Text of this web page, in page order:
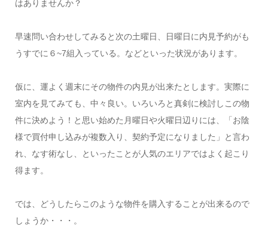
はありませんか？
早速問い合わせしてみると次の土曜日、日曜日に内見予約がも
うすでに６~7組入っている。などといった状況があります。
仮に、運よく週末にその物件の内見が出来たとします。実際に
室内を見てみても、中々良い。いろいろと真剣に検討しこの物
件に決めよう！と思い始めた月曜日や火曜日辺りには、「お陰
様で買付申し込みが複数入り、契約予定になりました」と言わ
れ、なす術なし、といったことが人気のエリアではよく起こり
得ます。
では、どうしたらこのような物件を購入することが出来るので
しょうか・・・。